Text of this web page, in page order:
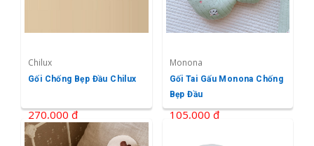
Chilux
Gối Chống Bẹp Đầu Chilux
270,000 ₫
Monona
Gối Tai Gấu Monona Chống
Bẹp Đầu
105,000 ₫